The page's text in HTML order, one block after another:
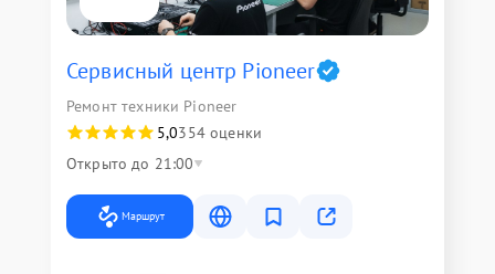
Сервисный центр Pioneer
Ремонт техники Pioneer
5,0354 оценки
Открыто до 21:00
Маршрут